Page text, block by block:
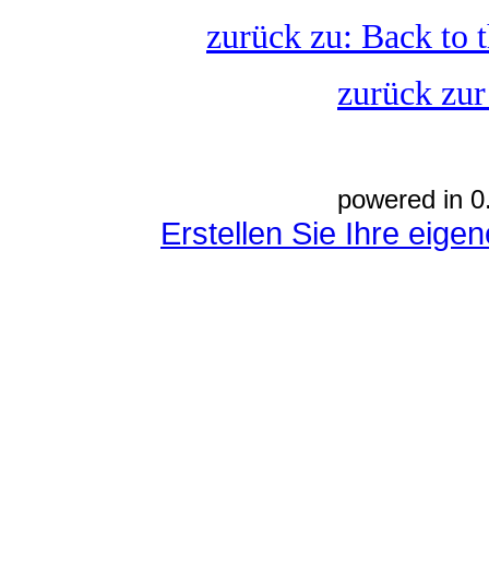
zurück zu: Back to
zurück
powered in
Erstellen Sie Ihre